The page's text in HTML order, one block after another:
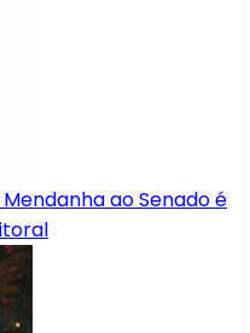
ao Senado é